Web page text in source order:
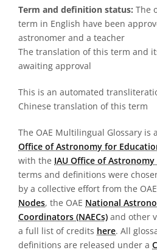
Term and definition status: The
term in English have been
astronomer and a teacher
The translation of this term and
awaiting approval
This is an automated
Chinese translation of this term
The OAE Multilingual Glossary is
Office of Astronomy for
with the IAU Office of Astronomy
terms and definitions were
by a collective effort from the
Nodes, the OAE National
Coordinators (NAECs) and other
a full list of credits here. All
definitions are released under a